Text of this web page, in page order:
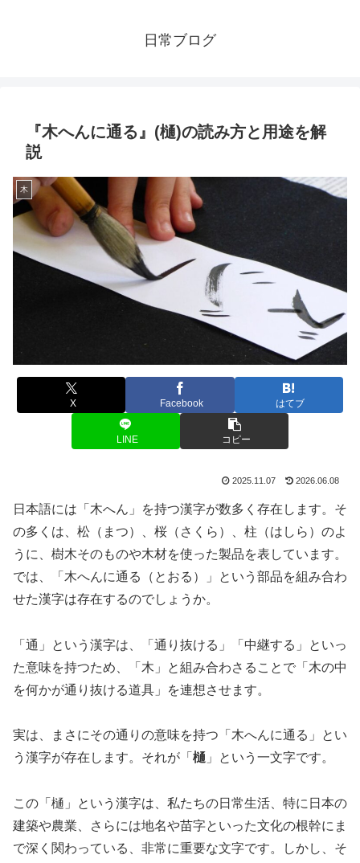
日常ブログ
『木へんに通る』(樋)の読み方と用途を解
説
木
X Facebook はてブ
LINE コピー
2025.11.07 2026.06.08
日本語には「木へん」を持つ漢字が数多く存在します。そ
の多くは、松（まつ）、桜（さくら）、柱（はしら）のよ
うに、樹木そのものや木材を使った製品を表しています。
では、「木へんに通る（とおる）」という部品を組み合わ
せた漢字は存在するのでしょうか。
「通」という漢字は、「通り抜ける」「中継する」といっ
た意味を持つため、「木」と組み合わさることで「木の中
を何かが通り抜ける道具」を連想させます。
実は、まさにその通りの意味を持つ「木へんに通る」とい
う漢字が存在します。それが「 樋 」という一文字です。
この「樋」という漢字は、私たちの日常生活、特に日本の
建築や農業、さらには地名や苗字といった文化の根幹にま
で深く関わっている、非常に重要な文字です。しかし、そ